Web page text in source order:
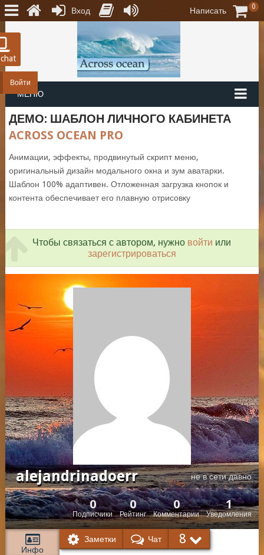
Войти
МЕНЮ
ДЕМО: ШАБЛОН ЛИЧНОГО КАБИНЕТА
ACROSS OCEAN PRO
Анимации, эффекты, продвинутый скрипт меню,
оригинальный дизайн модального окна и зум аватарки.
Шаблон 100% адаптивен. Отложенная загрузка кнопок и
контента обеспечивает его плавную отрисовку
Чтобы связаться с автором, нужно войти или
зарегистрироваться
alejandrinadoerr не в сети давно
Подписчики
0
Рейтинг
0
Комментарии
0
Уведомления
1
Инфо
Заметки Чат 8
Вход Написать 0